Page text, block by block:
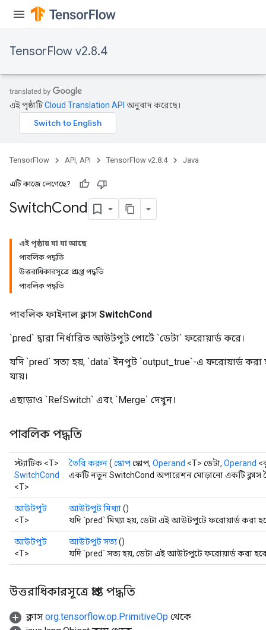
TensorFlow v2.8.4
এই পৃষ্ঠাটিCloud Translation API অনুবাদ করেছে।
TensorFlow API, API TensorFlow v2.8.4 Java
এটি কাজে লেগেছে?
SwitchCond
এই পৃষ্ঠায় যা যা আছে
পাবলিক পদ্ধতি
উত্তরাধিকারসূত্রে প্রাপ্ত পদ্ধতি
পাবলিক পদ্ধতি
পাবলিক ফাইনাল ক্লাস SwitchCond
`pred` দ্বারা নির্ধারিত আউটপুট পোর্টে `ডেটা` ফরোয়ার্ড করে।
যদি `pred` সত্য হয়, `data` ইনপুট `output_true`-এ ফরোয়ার্ড
যায়।
এছাড়াও `RefSwitch` এবং `Merge` দেখুন।
পাবলিক পদ্ধতি
স্ট্যাটিক <T>
SwitchCond
<T>
তৈরি করুন( স্কোপস্কোপ, Operand <T> ডেটা, Operand
একটি নতুন SwitchCond অপারেশন মোড়ানো একটি ক্লাস
আউটপুট
<T>
আউটপুট মিথ্যা()
যদি `pred` মিথ্যা হয়, ডেটা এই আউটপুটে ফরোয়ার্ড করা
আউটপুট
<T>
আউটপুট সত্য()
যদি `pred` সত্য হয়, ডেটা এই আউটপুটে ফরোয়ার্ড করা
উত্তরাধিকারসূত্রে প্রাপ্ত পদ্ধতি
ক্লাস org.tensorflow.op.PrimitiveOp থেকে